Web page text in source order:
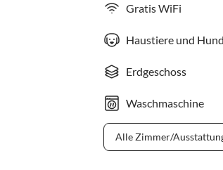
Gratis WiFi
Haustiere und
Erdgeschoss
Waschmaschine
Alle Zimmer/